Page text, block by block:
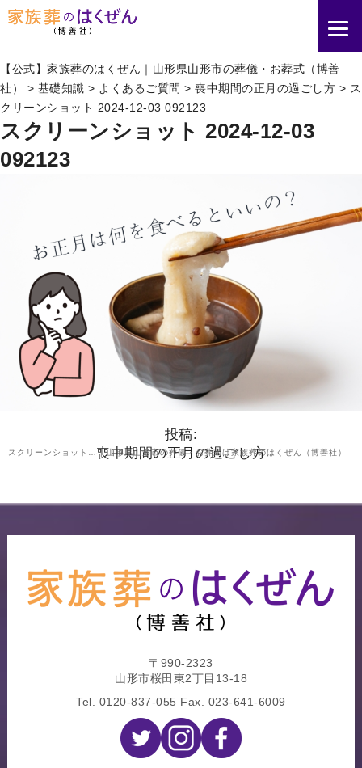
スクリーンショット… | 山形県山形市の葬儀・お葬式は家族葬のはくぜん（博善社）
【公式】家族葬のはくぜん｜山形県山形市の葬儀・お葬式（博善
社）
> 基礎知識 > よくあるご質問 > 喪中期間の正月の過ごし方 > ス
クリーンショット 2024-12-03 092123
スクリーンショット 2024-12-03
092123
投稿:
喪中期間の正月の過ごし方
〒990-2323
山形市桜田東2丁目13-18
Tel. 0120-837-055 Fax. 023-641-6009